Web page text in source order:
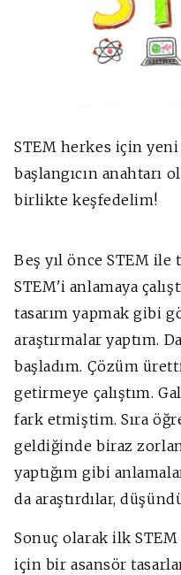
STEM herkes için
başlangıcın anahtarı
birlikte keşfedelim!
Beş yıl önce STEM ile
STEM'i anlamaya
tasarım yapmak gibi
araştırmalar yaptım.
başladım. Çözüm
getirmeye çalıştım.
fark etmiştim. Sıra
geldiğinde biraz
yaptığım gibi
da araştırdılar,
Sonuç olarak ilk STEM
için bir asansör